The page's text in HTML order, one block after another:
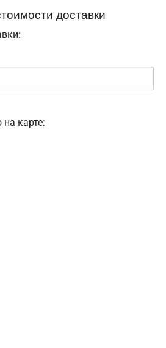
доставки
карте: